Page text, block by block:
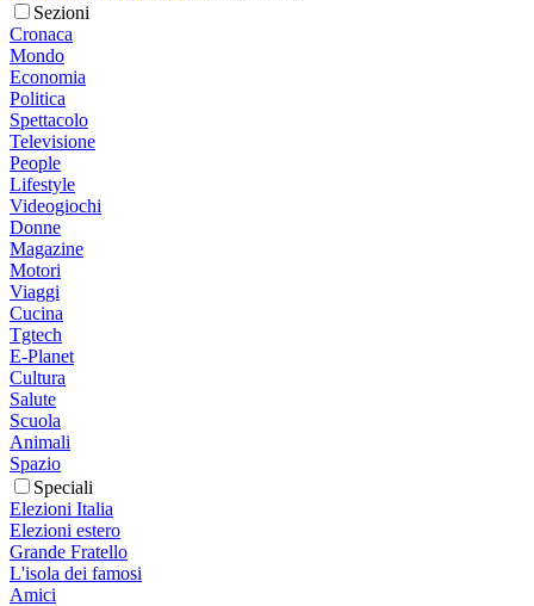
Sezioni
Cronaca
Mondo
Economia
Politica
Spettacolo
Televisione
People
Lifestyle
Videogiochi
Donne
Magazine
Motori
Viaggi
Cucina
Tgtech
E-Planet
Cultura
Salute
Scuola
Animali
Spazio
Speciali
Elezioni Italia
Elezioni estero
Grande Fratello
L'isola dei famosi
Amici